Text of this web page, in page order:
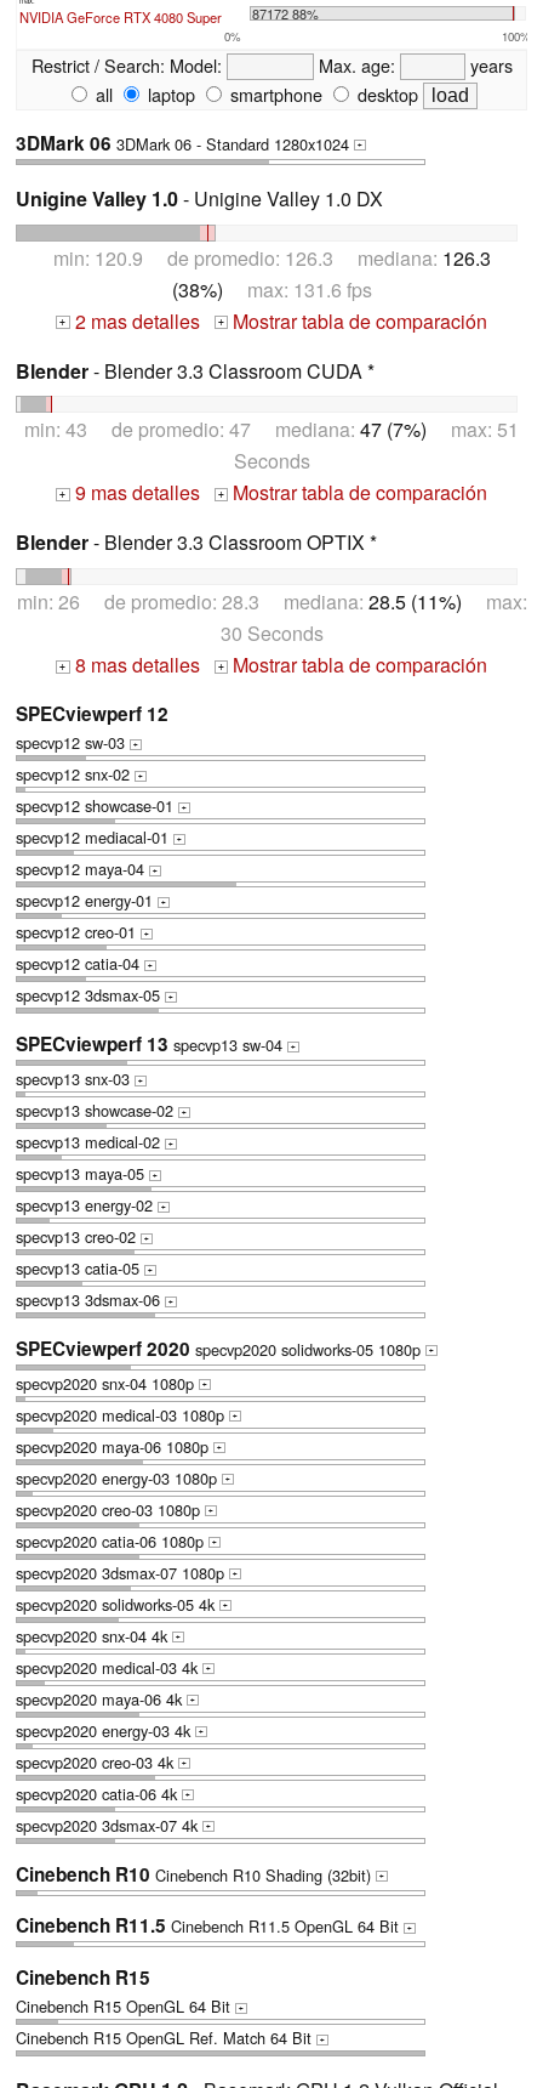
NVIDIA GeForce RTX 4080 Super 87172 88%
0% 100%
Restrict / Search: Model: Max. age:
years
all
laptop smartphone desktop
3DMark 06 3DMark 06 - Standard 1280x1024 +
Unigine Valley 1.0- Unigine Valley 1.0 DX
min: 120.9 de promedio: 126.3 mediana: 126.3
(38%) max: 131.6 fps
+ 2 mas detalles +
Mostrar tabla de comparación
Blender- Blender 3.3 Classroom CUDA *
min: 43 de promedio: 47 mediana: 47 (7%) max: 51
Seconds
+ 9 mas detalles +
Mostrar tabla de comparación
Blender- Blender 3.3 Classroom OPTIX *
min: 26 de promedio: 28.3 mediana: 28.5 (11%) max:
30 Seconds
+ 8 mas detalles + Mostrar tabla de comparación
SPECviewperf 12
specvp12 sw-03 +
specvp12 snx-02 +
specvp12 showcase-01 +
specvp12 mediacal-01 +
specvp12 maya-04 +
specvp12 energy-01 +
specvp12 creo-01 +
specvp12 catia-04 +
specvp12 3dsmax-05 +
SPECviewperf 13 specvp13 sw-04 +
specvp13 snx-03 +
specvp13 showcase-02 +
specvp13 medical-02 +
specvp13 maya-05 +
specvp13 energy-02 +
specvp13 creo-02 +
specvp13 catia-05 +
specvp13 3dsmax-06 +
SPECviewperf 2020 specvp2020 solidworks-05 1080p +
specvp2020 snx-04 1080p +
specvp2020 medical-03 1080p +
specvp2020 maya-06 1080p +
specvp2020 energy-03 1080p +
specvp2020 creo-03 1080p +
specvp2020 catia-06 1080p +
specvp2020 3dsmax-07 1080p +
specvp2020 solidworks-05 4k +
specvp2020 snx-04 4k +
specvp2020 medical-03 4k +
specvp2020 maya-06 4k +
specvp2020 energy-03 4k +
specvp2020 creo-03 4k +
specvp2020 catia-06 4k +
specvp2020 3dsmax-07 4k +
Cinebench R10 Cinebench R10 Shading (32bit) +
Cinebench R11.5 Cinebench R11.5 OpenGL 64 Bit +
Cinebench R15
Cinebench R15 OpenGL 64 Bit +
Cinebench R15 OpenGL Ref. Match 64 Bit +